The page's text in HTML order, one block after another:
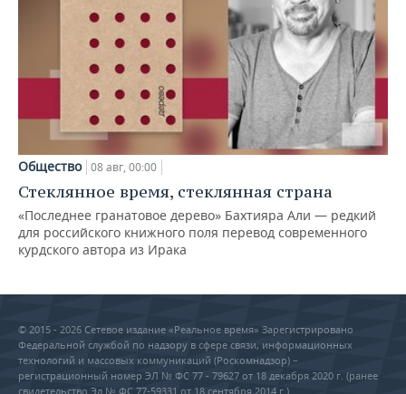
Общество 08 авг, 00:00
Стеклянное время, стеклянная страна
«Последнее гранатовое дерево» Бахтияра Али — редкий
для российского книжного поля перевод современного
курдского автора из Ирака
© 2015 - 2026 Сетевое издание «Реальное время» Зарегистрировано
Федеральной службой по надзору в сфере связи, информационных
технологий и массовых коммуникаций (Роскомнадзор) –
регистрационный номер ЭЛ № ФС 77 - 79627 от 18 декабря 2020 г. (ранее
свидетельство Эл № ФС 77-59331 от 18 сентября 2014 г.)